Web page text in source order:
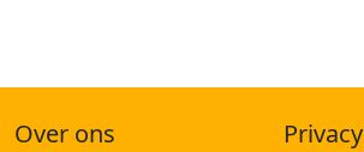
Over ons Privacy